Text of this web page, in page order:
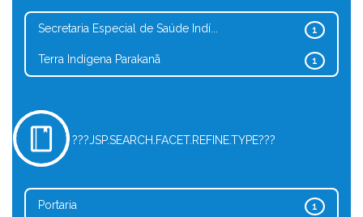
1
Secretaria Especial de Saúde Indí...
1
Terra Indígena Parakanã
???JSP.SEARCH.FACET.REFINE.TYPE???
1
Portaria